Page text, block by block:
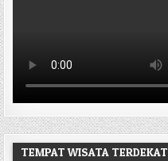
TEMPAT WISATA TERDEKAT